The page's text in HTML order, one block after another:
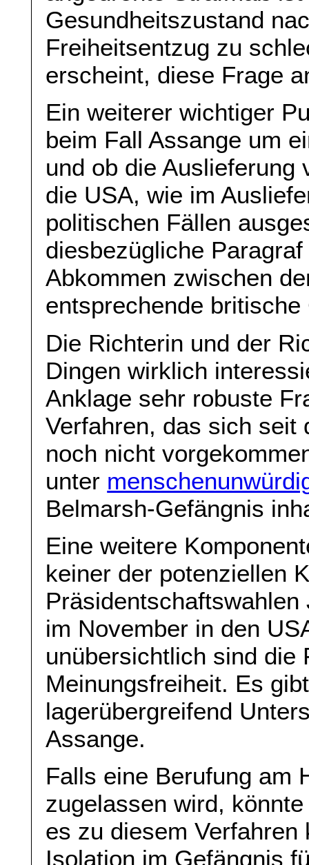
Gesundheitszustand
Freiheitsentzug zu
erscheint, diese Frage
Ein weiterer wichtiger
beim Fall Assange um
und ob die Auslieferung
die USA, wie im
politischen Fällen
diesbezügliche
Abkommen zwischen
entsprechende
Die Richterin und der
Dingen wirklich
Anklage sehr robuste
Verfahren, das sich seit
noch nicht
unter
Belmarsh-Gefängnis
Eine weitere
keiner der potenziellen
im November in den
unübersichtlich sind die
Meinungsfreiheit. Es
lagerübergreifend
Assange.
Falls eine Berufung am
zugelassen wird,
es zu diesem
Isolation im Gefängnis